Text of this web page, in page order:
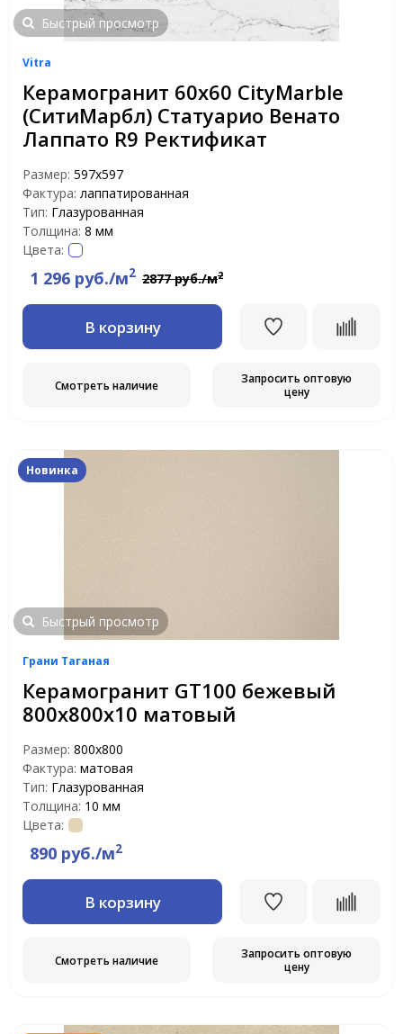
Быстрый просмотр
Vitra
Керамогранит 60х60 CityMarble
(СитиМарбл) Статуарио Венато
Лаппато R9 Ректификат
Размер: 597х597
Фактура: лаппатированная
Тип: Глазурованная
Толщина: 8 мм
Цвета:
1 296 руб./м2 2877 руб./м2
В корзину
Смотреть наличие
Запросить оптовую
цену
Новинка
Быстрый просмотр
Грани Таганая
Керамогранит GT100 бежевый
800x800x10 матовый
Размер: 800x800
Фактура: матовая
Тип: Глазурованная
Толщина: 10 мм
Цвета:
890 руб./м2
В корзину
Смотреть наличие
Запросить оптовую
цену